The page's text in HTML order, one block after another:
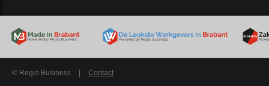
© Regio Business Contact